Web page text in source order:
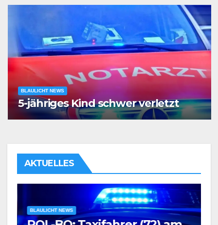
BLAULICHT NEWS
5-jähriges Kind schwer verletzt
AKTUELLES
BLAULICHT NEWS